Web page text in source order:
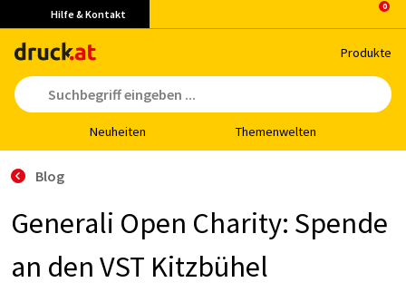
Hilfe & Kontakt
Pro­duk­te
Neu­hei­ten The­men­wel­ten
Blog
Ge­ne­ra­li Open Cha­ri­ty: Spen­de
an den VST Kitz­bü­hel